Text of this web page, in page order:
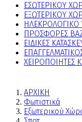
ΕΣΩΤΕΡΙΚΟΥ
ΕΞΩΤΕΡΙΚΟΥ
ΗΛΕΚΡΟΛΟΓΙΚΟ
ΠΡΟΣΦΟΡΕΣ
ΕΙΔΙΚΕΣ
ΧΕΙΡΟΠΟΙΗΤΕΣ
ΑΡΧΙΚΗ
Φωτιστικά
Εξωτερικού